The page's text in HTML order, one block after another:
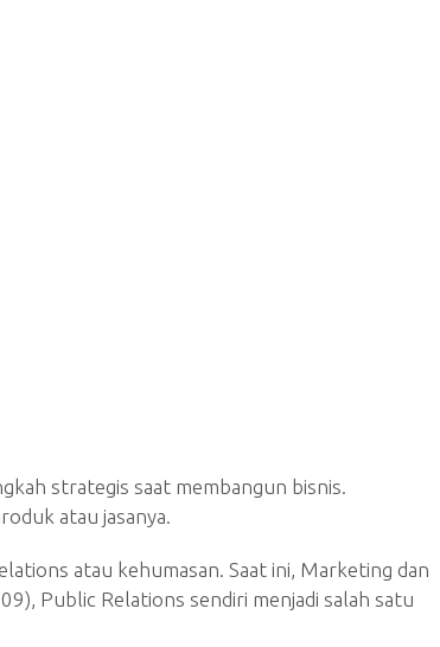
strategis saat membangun bisnis.
atau jasanya.
atau kehumasan. Saat ini, Marketing dan
Public Relations sendiri menjadi salah satu